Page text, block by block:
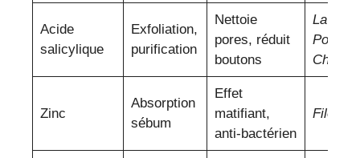
Acide
salicylique
Exfoliation,
purification
Nettoie
pores, réduit
boutons
La
Posay,
Choice
Zinc
Absorption
sébum
Effet
matifiant,
anti-bactérien